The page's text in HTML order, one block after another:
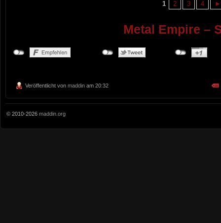
1 2 3 4 ►
Metal Empire –
Veröffentlicht von maddin am 20:32
© 2010-2026 maddin.org